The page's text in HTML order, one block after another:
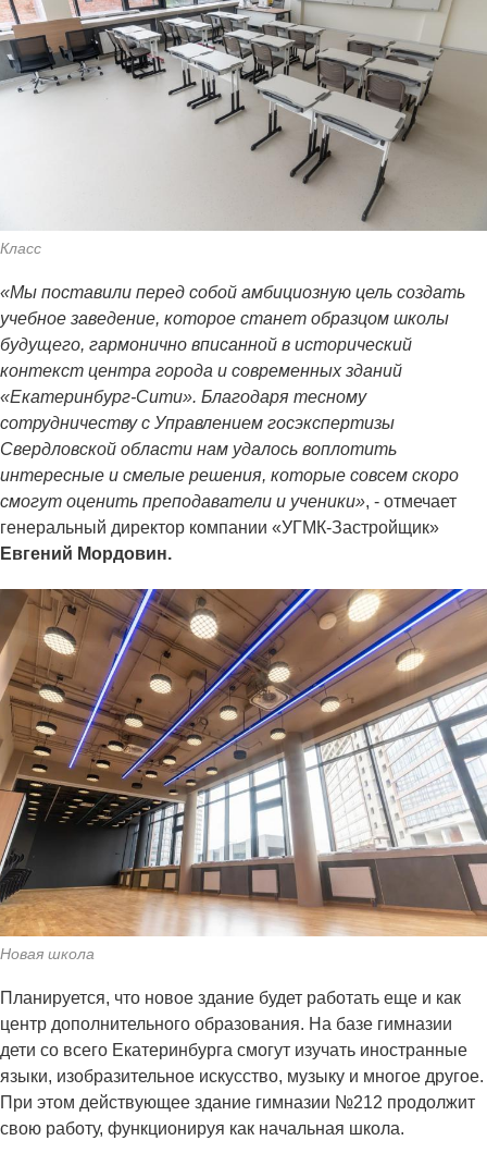
Класс
«Мы поставили перед собой амбициозную цель создать
учебное заведение, которое станет образцом школы
будущего, гармонично вписанной в исторический
контекст центра города и современных зданий
«Екатеринбург-Сити». Благодаря тесному
сотрудничеству с Управлением госэкспертизы
Свердловской области нам удалось воплотить
интересные и смелые решения, которые совсем скоро
смогут оценить преподаватели и ученики», - отмечает
генеральный директор компании «УГМК-Застройщик»
Евгений Мордовин.
Новая школа
Планируется, что новое здание будет работать еще и как
центр дополнительного образования. На базе гимназии
дети со всего Екатеринбурга смогут изучать иностранные
языки, изобразительное искусство, музыку и многое другое.
При этом действующее здание гимназии №212 продолжит
свою работу, функционируя как начальная школа.